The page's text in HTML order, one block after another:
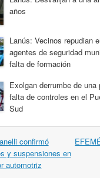
años
Lanús: Vecinos repudian
agentes de seguridad
falta de formación
Exolgan derrumbe de una
falta de controles en el
Sud
confirmó
y suspensiones en
automotriz